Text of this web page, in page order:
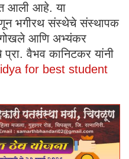
आली आहे. या
भगीरथ संस्थेचे संस्थापक
गोखले आणि अभ्यंकर
प्रा. वैभव कानिटकर यांनी
for best student